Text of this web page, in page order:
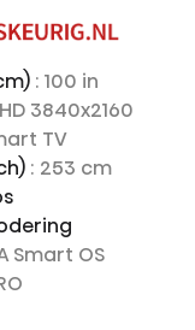
: 100 in
3840x2160
TV
: 253 cm
Smart OS